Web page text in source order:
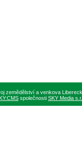
zemědělství a venkova
společnosti SKY Media